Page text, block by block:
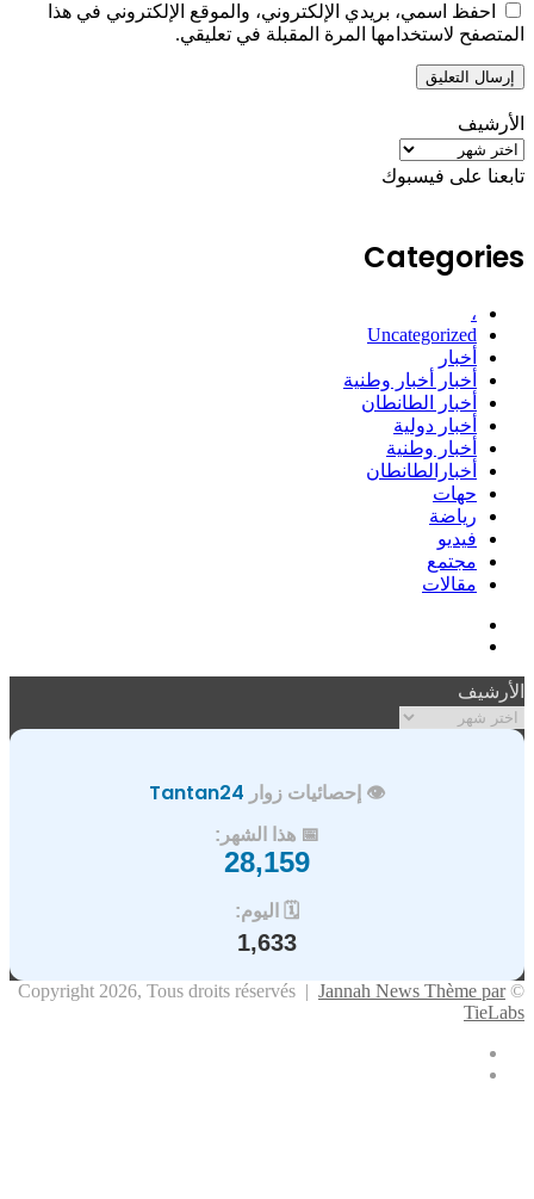
احفظ اسمي، بريدي الإلكتروني، والموقع الإلكتروني في هذا
المتصفح لاستخدامها المرة المقبلة في تعليقي.
الأرشيف
الأرشيف
تابعنا على فيسبوك
Categories
،
Uncategorized
أخبار
أخبار أخبار وطنية
أخبار الطانطان
أخبار دولية
أخبار وطنية
أخبارالطانطان
حهات
رياضة
فيديو
مجتمع
مقالات
RSS
الأرشيف
الأرشيف
👁️ إحصائيات زوار Tantan24
📅 هذا الشهر:
28,159
🗓️ اليوم:
1,633
© Copyright 2026, Tous droits réservés |
Jannah News Thème par
TieLabs